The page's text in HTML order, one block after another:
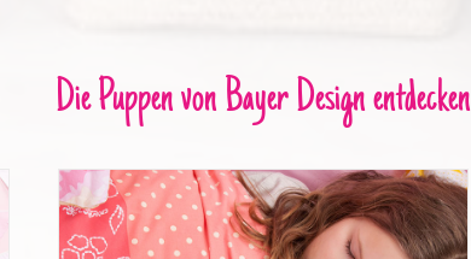
Die Puppen von Bayer Design entdecken